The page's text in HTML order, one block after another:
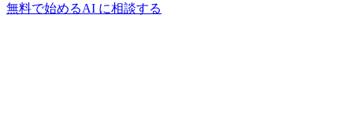
無料で始めるAI に相談する